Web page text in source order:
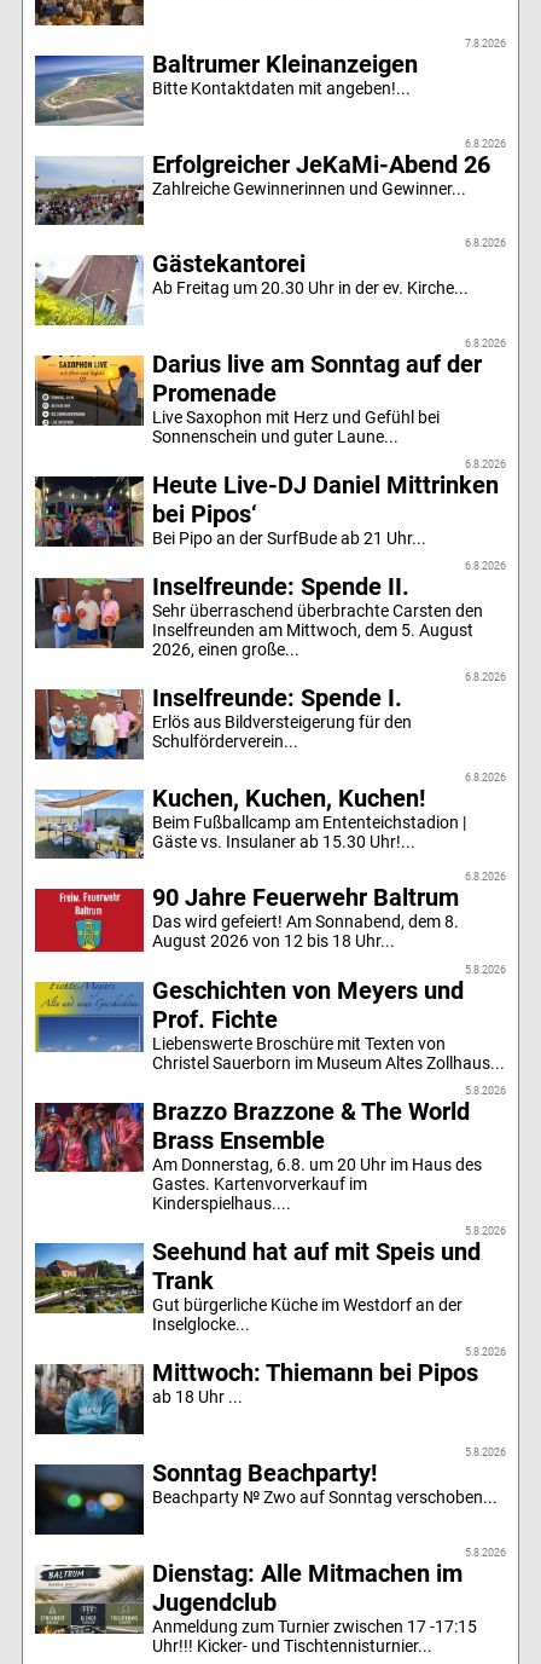
7.8.2026
Baltrumer Kleinanzeigen
Bitte Kontaktdaten mit angeben!...
6.8.2026
Erfolgreicher JeKaMi-Abend 26
Zahlreiche Gewinnerinnen und Gewinner...
6.8.2026
Gästekantorei
Ab Freitag um 20.30 Uhr in der ev. Kirche...
6.8.2026
Darius live am Sonntag auf der
Promenade
Live Saxophon mit Herz und Gefühl bei
Sonnenschein und guter Laune...
6.8.2026
Heute Live-DJ Daniel Mittrinken
bei Pipos‘
Bei Pipo an der SurfBude ab 21 Uhr...
6.8.2026
Inselfreunde: Spende II.
Sehr überraschend überbrachte Carsten den
Inselfreunden am Mittwoch, dem 5. August
2026, einen große...
6.8.2026
Inselfreunde: Spende I.
Erlös aus Bildversteigerung für den
Schulförderverein...
6.8.2026
Kuchen, Kuchen, Kuchen!
Beim Fußballcamp am Ententeichstadion |
Gäste vs. Insulaner ab 15.30 Uhr!...
6.8.2026
90 Jahre Feuerwehr Baltrum
Das wird gefeiert! Am Sonnabend, dem 8.
August 2026 von 12 bis 18 Uhr...
5.8.2026
Geschichten von Meyers und
Prof. Fichte
Liebenswerte Broschüre mit Texten von
Christel Sauerborn im Museum Altes Zollhaus...
5.8.2026
Brazzo Brazzone & The World
Brass Ensemble
Am Donnerstag, 6.8. um 20 Uhr im Haus des
Gastes. Kartenvorverkauf im
Kinderspielhaus....
5.8.2026
Seehund hat auf mit Speis und
Trank
Gut bürgerliche Küche im Westdorf an der
Inselglocke...
5.8.2026
Mittwoch: Thiemann bei Pipos
ab 18 Uhr ...
5.8.2026
Sonntag Beachparty!
Beachparty № Zwo auf Sonntag verschoben...
5.8.2026
Dienstag: Alle Mitmachen im
Jugendclub
Anmeldung zum Turnier zwischen 17 -17:15
Uhr!!! Kicker- und Tischtennisturnier...